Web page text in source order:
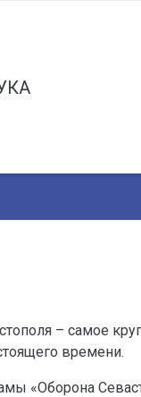
– самое
времени.
«Оборона